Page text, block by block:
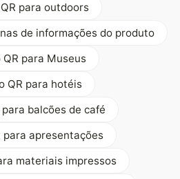
para outdoors
de informações do produto
QR para Museus
QR para hotéis
para balcões de café
para apresentações
materiais impressos